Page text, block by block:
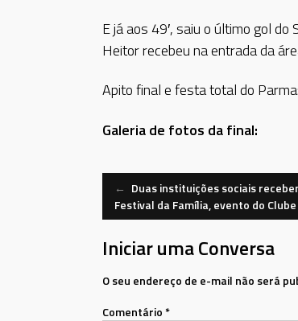
E já aos 49′, saiu o último gol
Heitor recebeu na entrada da
Apito final e festa total do
Galeria de fotos da final:
Navegação
de
Mensagem
← Duas instituições sociais
Festival da Família, evento do
Iniciar uma Conversa
O seu endereço de e-mail não será
Comentário*